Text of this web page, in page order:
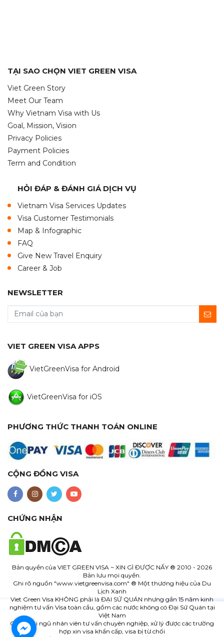
TẠI SAO CHỌN VIET GREEN VISA
Viet Green Story
Meet Our Team
Why Vietnam Visa with Us
Goal, Mission, Vision
Privacy Policies
Payment Policies
Term and Condition
HỎI ĐÁP & ĐÁNH GIÁ DỊCH VỤ
Vietnam Visa Services Updates
Visa Customer Testimonials
Map & Infographic
FAQ
Give New Travel Enquiry
Career & Job
NEWSLETTER
VIET GREEN VISA APPS
VietGreenVisa for Android
VietGreenVisa for iOS
PHƯƠNG THỨC THANH TOÁN ONLINE
CỘNG ĐỒNG VISA
CHỨNG NHẬN
Bản quyền của VIET GREEN VISA ~ XIN GÌ ĐƯỢC NẤY ® 2010 - 2026
Bản lưu mọi quyền.
Ghi rõ nguồn "www. vietgreenvisa.com" ® Một thương hiệu của Du
Lịch Xanh
Viet Green Visa KHÔNG phải là ĐẠI SỨ QUÁN nhưng gần 15 năm kinh
nghiệm tư vấn Visa toàn cầu, gồm các nước không có Đại Sứ Quán tại
Việt Nam
Cùng đội ngũ nhân viên tư vấn chuyên nghiệp, xử lý được các trường
hợp xin visa khẩn cấp, visa bị từ chối